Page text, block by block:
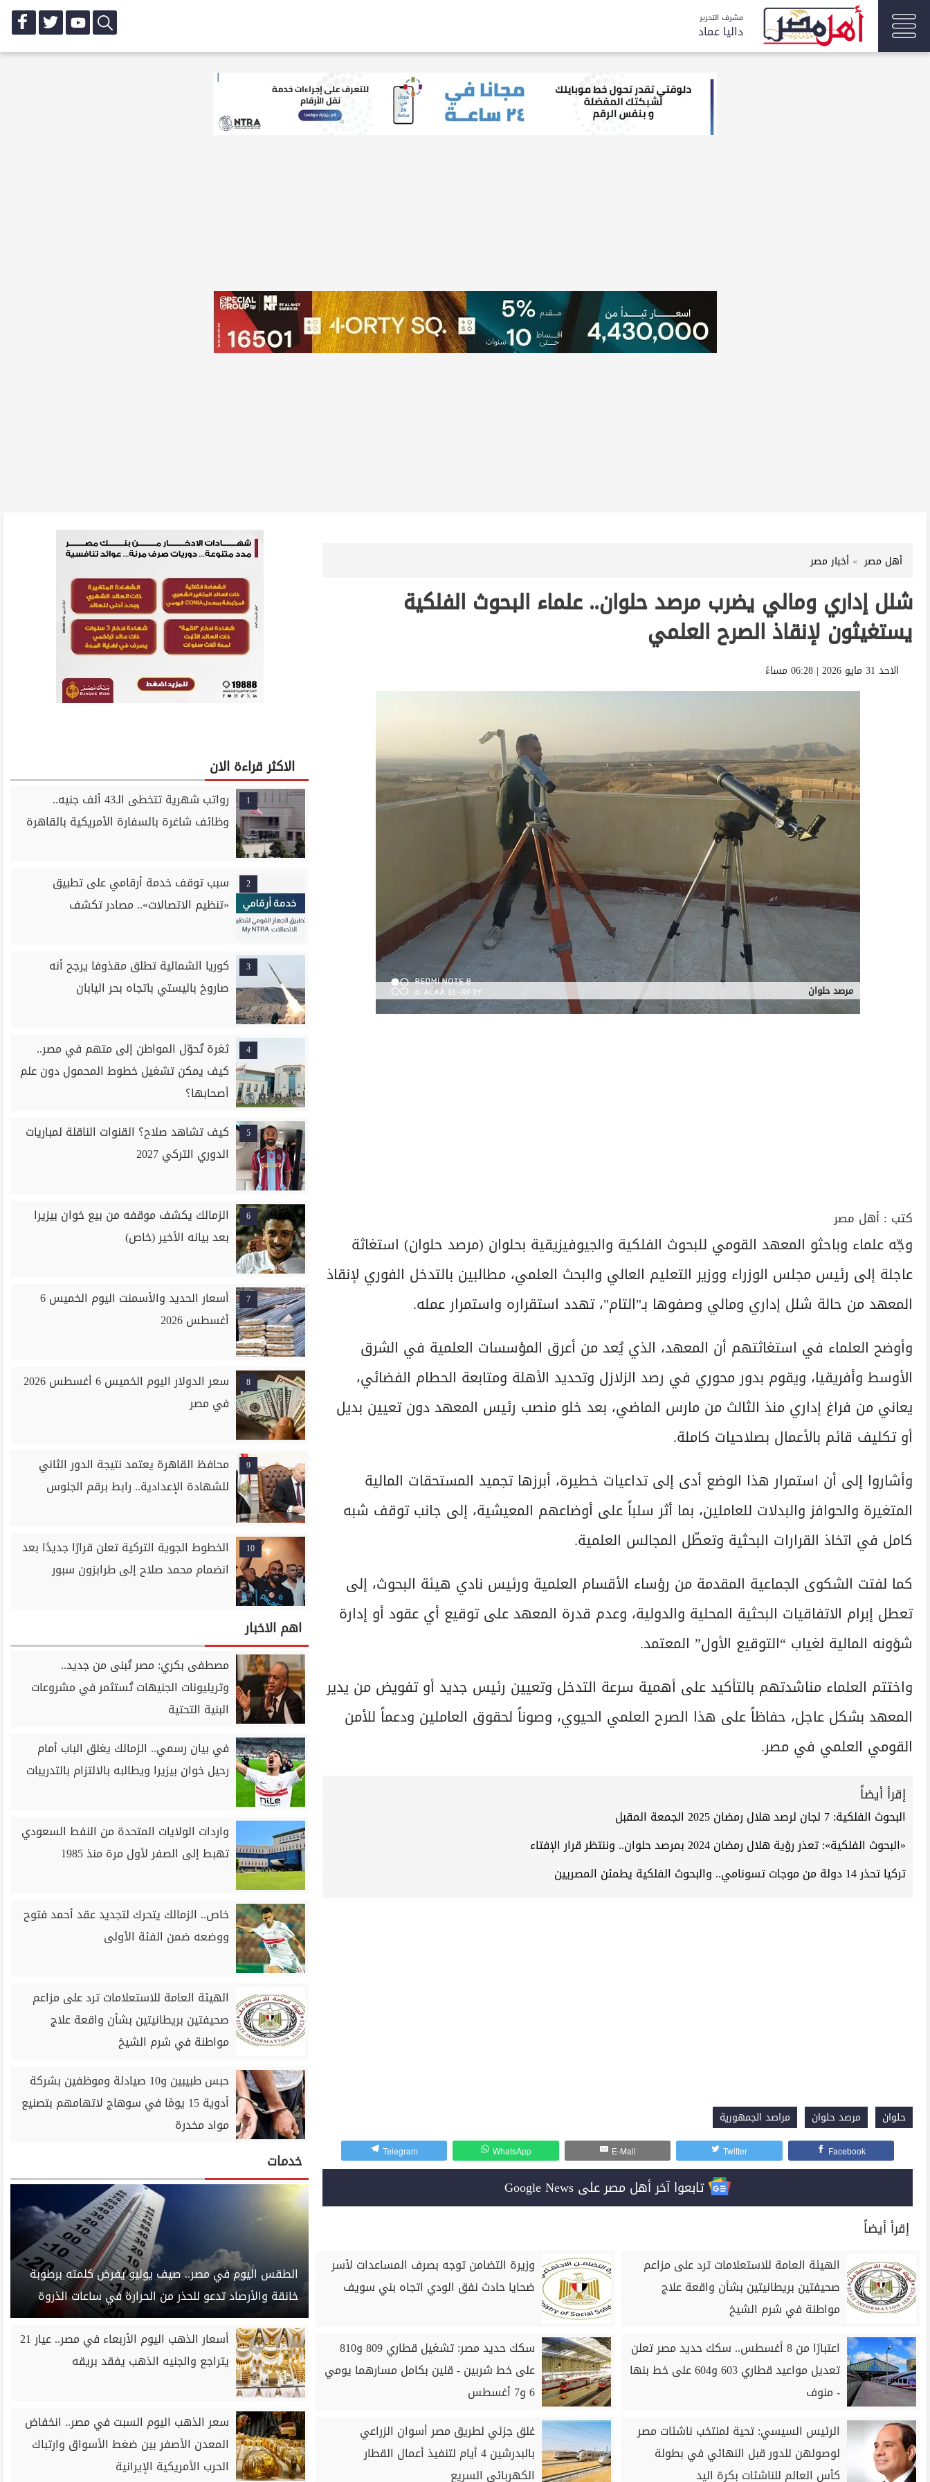
مشرف التحرير
داليا عماد
أهل مصر أخبار مصر
شلل إداري ومالي يضرب مرصد حلوان.. علماء البحوث الفلكية
يستغيثون لإنقاذ الصرح العلمي
الاحد 31 مايو 2026 | 06:28 مساءً
مرصد حلوان
كتب : أهل مصر
وجّه علماء وباحثو المعهد القومي للبحوث الفلكية والجيوفيزيقية بحلوان (مرصد حلوان) استغاثة
عاجلة إلى رئيس مجلس الوزراء ووزير التعليم العالي والبحث العلمي، مطالبين بالتدخل الفوري لإنقاذ
المعهد من حالة شلل إداري ومالي وصفوها بـ"التام"، تهدد استقراره واستمرار عمله.
وأوضح العلماء في استغاثتهم أن المعهد، الذي يُعد من أعرق المؤسسات العلمية في الشرق
الأوسط وأفريقيا، ويقوم بدور محوري في رصد الزلازل وتحديد الأهلة ومتابعة الحطام الفضائي،
يعاني من فراغ إداري منذ الثالث من مارس الماضي، بعد خلو منصب رئيس المعهد دون تعيين بديل
أو تكليف قائم بالأعمال بصلاحيات كاملة.
وأشاروا إلى أن استمرار هذا الوضع أدى إلى تداعيات خطيرة، أبرزها تجميد المستحقات المالية
المتغيرة والحوافز والبدلات للعاملين، بما أثر سلباً على أوضاعهم المعيشية، إلى جانب توقف شبه
كامل في اتخاذ القرارات البحثية وتعطّل المجالس العلمية.
كما لفتت الشكوى الجماعية المقدمة من رؤساء الأقسام العلمية ورئيس نادي هيئة البحوث، إلى
تعطل إبرام الاتفاقيات البحثية المحلية والدولية، وعدم قدرة المعهد على توقيع أي عقود أو إدارة
شؤونه المالية لغياب “التوقيع الأول” المعتمد.
واختتم العلماء مناشدتهم بالتأكيد على أهمية سرعة التدخل وتعيين رئيس جديد أو تفويض من يدير
المعهد بشكل عاجل، حفاظاً على هذا الصرح العلمي الحيوي، وصوناً لحقوق العاملين ودعماً للأمن
القومي العلمي في مصر.
إقرأ أيضاً
البحوث الفلكية: 7 لجان لرصد هلال رمضان 2025 الجمعة المقبل
«البحوث الفلكية»: تعذر رؤية هلال رمضان 2024 بمرصد حلوان.. وننتظر قرار الإفتاء
تركيا تحذر 14 دولة من موجات تسونامي.. والبحوث الفلكية يطمئن المصريين
حلوان مرصد حلوان مراصد الجمهورية
Facebook
Twitter
E-Mail
WhatsApp
Telegram
تابعوا آخر أهل مصر على Google News
إقرأ أيضاً
الهيئة العامة للاستعلامات ترد على مزاعم
صحيفتين بريطانيتين بشأن واقعة علاج
مواطنة في شرم الشيخ
وزيرة التضامن توجه بصرف المساعدات لأسر
ضحايا حادث نفق الودي اتجاه بني سويف
اعتبارًا من 8 أغسطس.. سكك حديد مصر تعلن
تعديل مواعيد قطاري 603 و604 على خط بنها
- منوف
سكك حديد مصر: تشغيل قطاري 809 و810
على خط شربين - قلين بكامل مسارهما يومي
6 و7 أغسطس
الرئيس السيسي: تحية لمنتخب ناشئات مصر
لوصولهن للدور قبل النهائي في بطولة
كأس العالم للناشئات بكرة اليد
غلق جزئي لطريق مصر أسوان الزراعي
بالبدرشين 4 أيام لتنفيذ أعمال القطار
الكهربائي السريع
الاكثر قراءة الان
1
رواتب شهرية تتخطى الـ43 ألف جنيه..
وظائف شاغرة بالسفارة الأمريكية بالقاهرة
2
سبب توقف خدمة أرقامي على تطبيق
«تنظيم الاتصالات».. مصادر تكشف
3
كوريا الشمالية تطلق مقذوفا يرجح أنه
صاروخ باليستي باتجاه بحر اليابان
4
ثغرة تُحوّل المواطن إلى متهم في مصر..
كيف يمكن تشغيل خطوط المحمول دون علم
أصحابها؟
5
كيف تشاهد صلاح؟ القنوات الناقلة لمباريات
الدوري التركي 2027
6
الزمالك يكشف موقفه من بيع خوان بيزيرا
بعد بيانه الأخير (خاص)
7
أسعار الحديد والأسمنت اليوم الخميس 6
أغسطس 2026
8
سعر الدولار اليوم الخميس 6 أغسطس 2026
في مصر
9
محافظ القاهرة يعتمد نتيجة الدور الثاني
للشهادة الإعدادية.. رابط برقم الجلوس
10
الخطوط الجوية التركية تعلن قرارًا جديدًا بعد
انضمام محمد صلاح إلى طرابزون سبور
اهم الاخبار
مصطفى بكري: مصر تُبنى من جديد..
وتريليونات الجنيهات تُستثمر في مشروعات
البنية التحتية
في بيان رسمي.. الزمالك يغلق الباب أمام
رحيل خوان بيزيرا ويطالبه بالالتزام بالتدريبات
واردات الولايات المتحدة من النفط السعودي
تهبط إلى الصفر لأول مرة منذ 1985
خاص.. الزمالك يتحرك لتجديد عقد أحمد فتوح
ووضعه ضمن الفئة الأولى
الهيئة العامة للاستعلامات ترد على مزاعم
صحيفتين بريطانيتين بشأن واقعة علاج
مواطنة في شرم الشيخ
حبس طبيبين و10 صيادلة وموظفين بشركة
أدوية 15 يومًا في سوهاج لاتهامهم بتصنيع
مواد مخدرة
خدمات
الطقس اليوم في مصر.. صيف يوليو يفرض كلمته برطوبة
خانقة والأرصاد تدعو للحذر من الحرارة في ساعات الذروة
أسعار الذهب اليوم الأربعاء في مصر.. عيار 21
يتراجع والجنيه الذهب يفقد بريقه
سعر الذهب اليوم السبت في مصر.. انخفاض
المعدن الأصفر بين ضغط الأسواق وارتباك
الحرب الأمريكية الإيرانية